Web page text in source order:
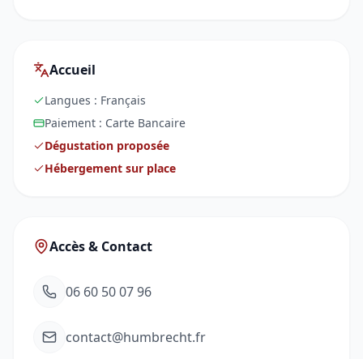
Accueil
Langues : Français
Paiement : Carte Bancaire
Dégustation proposée
Hébergement sur place
Accès & Contact
06 60 50 07 96
contact@humbrecht.fr